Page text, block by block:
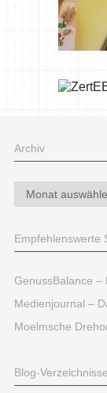
Archiv
Archiv
Empfehlenswerte
GenussBalance –
Medienjournal –
Moelmsche
Blog-Verzeichnisse